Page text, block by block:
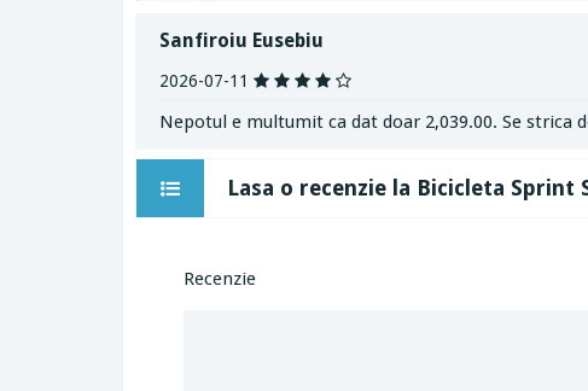
Sanfiroiu Eusebiu
2026-07-11
Nepotul e multumit ca dat doar 2,039.00. Se strica
Lasa o recenzie la Bicicleta
Recenzie